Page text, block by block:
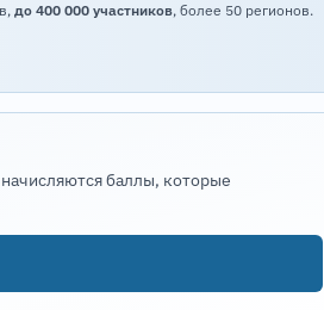
до 400 000 участников, более 50 регионов.
баллы, которые